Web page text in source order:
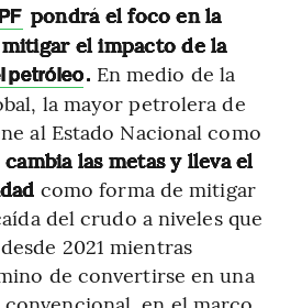
pondrá el foco en la
el impacto de la
petróleo. En medio de la
la mayor petrolera de
al Estado Nacional como
cambia las metas y lleva el
como forma de mitigar
del crudo a niveles que
2021 mientras
de convertirse en una